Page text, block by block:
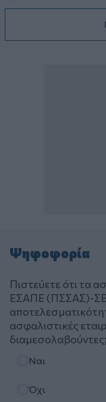
Ψηφοφορία
Πιστεύετε ότι τα
ΕΣΑΠΕ (ΠΣΣΑΣ)-
ασφαλιστικές
διαμεσολαβούντες;
Ναι
Όχι